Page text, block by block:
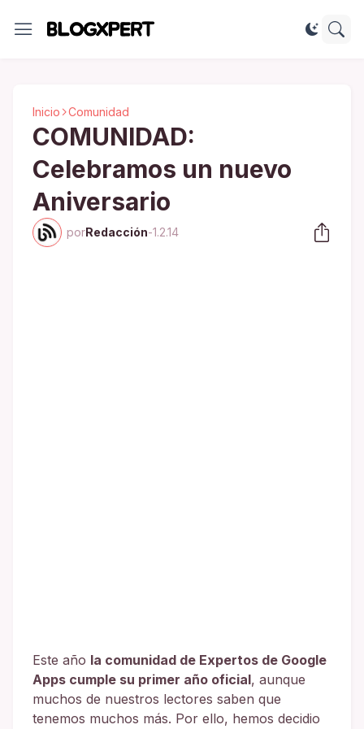
Inicio Comunidad
COMUNIDAD:
Celebramos un nuevo
Aniversario
porRedacción-1.2.14
Este año la comunidad de Expertos de Google
Apps cumple su primer año oficial, aunque
muchos de nuestros lectores saben que
tenemos muchos más. Por ello, hemos decidio